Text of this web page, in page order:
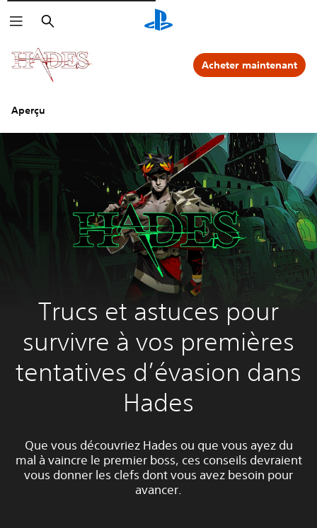
Rechercher
Aperçu
Acheter maintenant
Trucs et astuces pour
survivre à vos premières
tentatives d’évasion dans
Hades
Que vous découvriez Hades ou que vous ayez du
mal à vaincre le premier boss, ces conseils devraient
vous donner les clefs dont vous avez besoin pour
avancer.